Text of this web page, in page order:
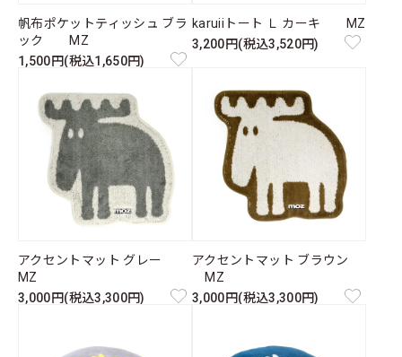
帆布ポケットティッシュ ブラ
ック MZ
1,500円(税込1,650円)
karuiiトート Ｌ カーキ MZ
3,200円(税込3,520円)
アクセントマット グレー
MZ
3,000円(税込3,300円)
アクセントマット ブラウン
MZ
3,000円(税込3,300円)